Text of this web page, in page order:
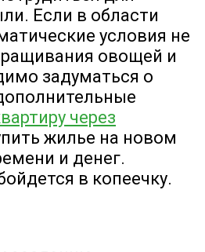
Если в области
условия не
овощей и
задуматься о
через
жилье на новом
и денег.
в копеечку.